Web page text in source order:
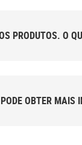
OBTER MAIS